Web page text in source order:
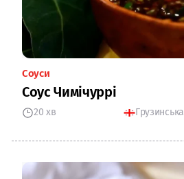
Соуси
Соус Чимічуррі
20 хв Грузинська